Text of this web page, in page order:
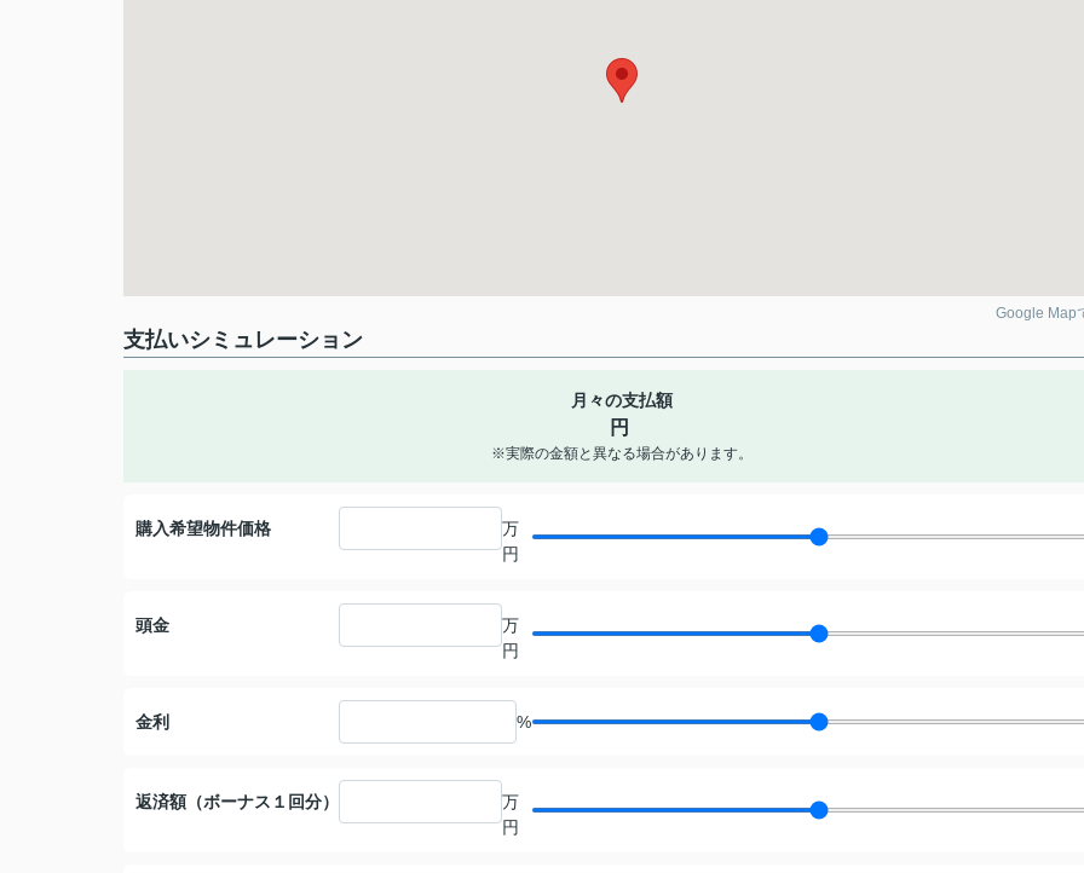
Google Map
支払いシミュレーション
月々の支払額
円
※実際の金額と異なる場合があります。
購入希望物件価格
万
円
頭金
万
円
金利 %
返済額（ボーナス１回分）
万
円